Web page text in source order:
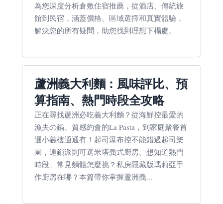
為您深度分析倉敷住宿推薦，從酒店、傳統旅
館到民宿，涵蓋價格、區域選擇和真實體驗，
解決您的所有疑問，助您找到理想下榻處。
蘆洲義大利麵：風味評比、預
算指南、熱門時段全攻略
正在尋找蘆洲必吃義大利麵？從海鮮控最愛的
漁夫の鍋、質感約會的La Pasta，到家庭聚餐首
選小義樓通通有！起司瀑布控不能錯過起司樂
園，連鎖派則可選米塔義式廚房。想知道熱門
時段、常見麵體怎麼挑？私房隱藏版瑪莉亞手
作廚房在哪？本篇帶你掌握蘆洲義...